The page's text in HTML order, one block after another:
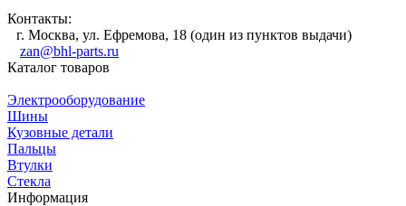
Контакты:
г. Москва, ул. Ефремова, 18 (один из пунктов выдачи)
zan@bhl-parts.ru
Каталог товаров
Электрооборудование
Шины
Кузовные детали
Пальцы
Втулки
Стекла
Информация